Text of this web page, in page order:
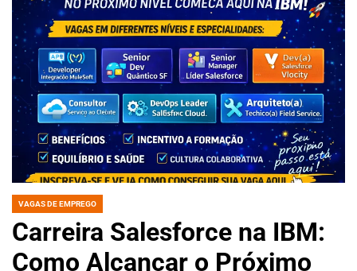
POSTED
VAGAS DE EMPREGO
Carreira Salesforce na IBM:
Como Alcançar o Próximo